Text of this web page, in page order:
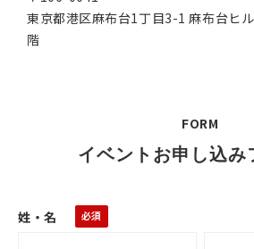
東京都港区麻布台1丁目3-1 麻布台ヒ
階
FORM
イベントお申し込み
姓・名